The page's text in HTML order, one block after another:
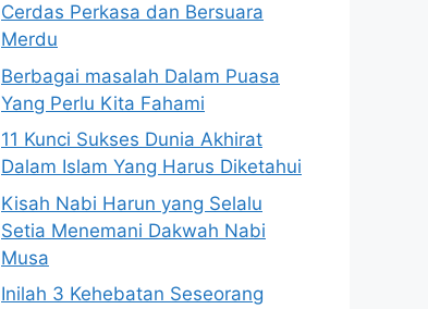
Cerdas Perkasa dan Bersuara
Merdu
Berbagai masalah Dalam Puasa
Yang Perlu Kita Fahami
11 Kunci Sukses Dunia Akhirat
Dalam Islam Yang Harus Diketahui
Kisah Nabi Harun yang Selalu
Setia Menemani Dakwah Nabi
Musa
Inilah 3 Kehebatan Seseorang